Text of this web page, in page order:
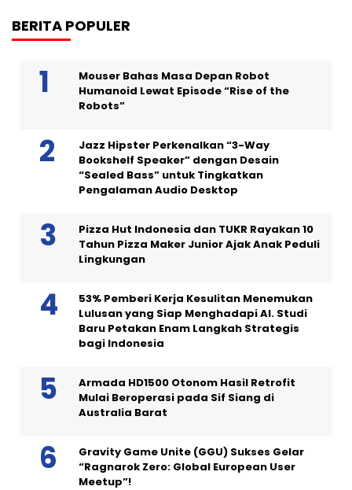
BERITA POPULER
Mouser Bahas Masa Depan Robot
Humanoid Lewat Episode “Rise of the
Robots”
Jazz Hipster Perkenalkan “3-Way
Bookshelf Speaker” dengan Desain
“Sealed Bass” untuk Tingkatkan
Pengalaman Audio Desktop
Pizza Hut Indonesia dan TUKR Rayakan 10
Tahun Pizza Maker Junior Ajak Anak Peduli
Lingkungan
53% Pemberi Kerja Kesulitan Menemukan
Lulusan yang Siap Menghadapi AI. Studi
Baru Petakan Enam Langkah Strategis
bagi Indonesia
Armada HD1500 Otonom Hasil Retrofit
Mulai Beroperasi pada Sif Siang di
Australia Barat
Gravity Game Unite (GGU) Sukses Gelar
“Ragnarok Zero: Global European User
Meetup”!